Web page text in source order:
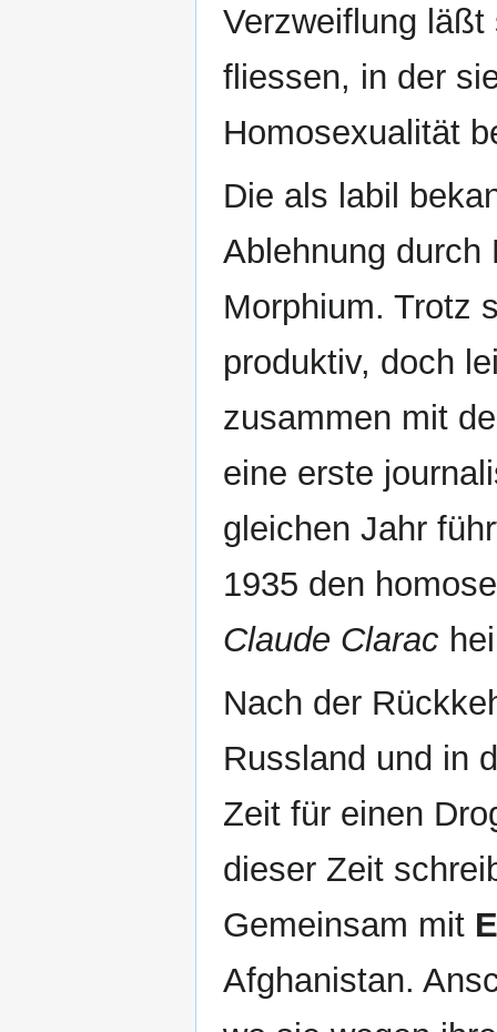
Verzweiflung
fliessen, in der
Homosexualität
Die als labil
Ablehnung durch
Morphium. Trotz
produktiv, doch
zusammen mit
eine erste
gleichen Jahr
1935 den
Claude Clarac
Nach der
Russland und in
Zeit für einen
dieser Zeit
Gemeinsam mit
Afghanistan.